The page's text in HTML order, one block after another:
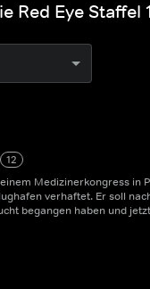
Red Eye Staffel 1
12
Medizinerkongress in
verhaftet. Er soll
begangen haben und jetzt